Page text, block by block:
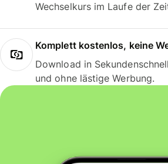
Wechselkurs im Laufe der
Komplett kostenlos, keine
Download in
und ohne lästige Werbung.